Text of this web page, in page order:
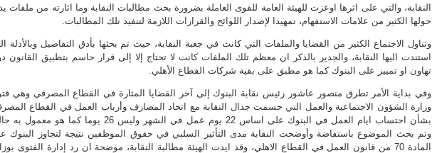
النقابة، والتي على اثرها اوعزت للهيئة العامة للقوى العاملة بضرورة بحث مطالبات النقابة وما اثارته من ملفات
حولها الكثير من علامات الاستفهام، تمهيدا لإصدار اللوائح والقرارات اللازمة لتنفيذ تلك المطالبات.
وتناول الاجتماع الكثير من القضايا والملفات التي كانت في جعبة النقابة، حيث تم بحثها بأدق التفاصيل وبالأدلة
استندت اليها النقابة، والجدير بالذكر ان معظم تلك الملفات كانت لا تحتاج إلا إلى قرار حاسم بتطبيق القانون
تهاون او تمييز على البنوك كما هو مطبق على بقية شركات القطاع الأهلي.
وفي بداية الأمر تطرق منصور عاشور رئيس نقابة البنوك إلى آخر القضايا المثارة في القطاع المصرفي وهي
وزارة الشؤون الاجتماعية والعمل التي حسمت جدال النقابة مع اتحاد المصارف وأرباب العمل في القطاع
بشأن احتساب ايام العمل في البنوك على اساس 22 يوم عمل في الشهر وليس 26 يوما كما هو معمول
وتم بحث الموضوع باستفاضة وأوضحت النقابة مدى التأثير السلبي في حقوق الموظفين نتيجة لتجاوز البنوك
المادة 70 من قانون العمل في القطاع الاهلي، وقد ايدت الهيئة مطالبة النقابة، موضحة ان رد إدارة الفتوى